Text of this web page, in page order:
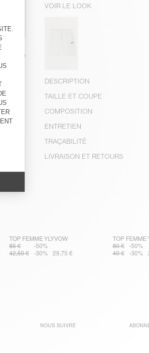
VOIR LE LOOK
DESCRIPTION
TAILLE ET COUPE
COMPOSITION
ENTRETIEN
TRAÇABILITÉ
LIVRAISON ET RETOURS
TOP FEMME YLYVOW
85 €
-50%
42,50 €
-30% 29,75 €
TOP FEMME
80 €
-50%
40 €
-30%
NOUS SUIVRE